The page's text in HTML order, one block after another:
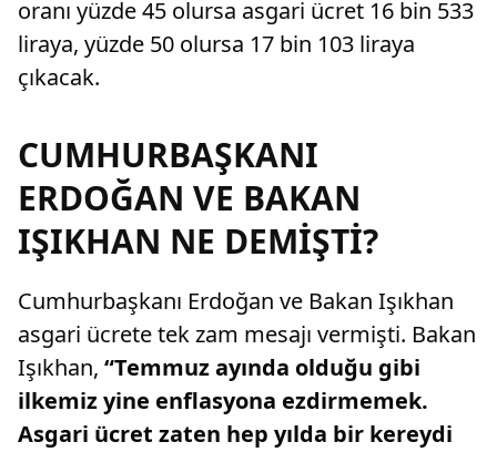
oranı yüzde 45 olursa asgari ücret 16 bin 533
liraya, yüzde 50 olursa 17 bin 103 liraya
çıkacak.
CUMHURBAŞKANI
ERDOĞAN VE BAKAN
IŞIKHAN NE DEMİŞTİ?
Cumhurbaşkanı Erdoğan ve Bakan Işıkhan
asgari ücrete tek zam mesajı vermişti. Bakan
Işıkhan, “Temmuz ayında olduğu gibi
ilkemiz yine enflasyona ezdirmemek.
Asgari ücret zaten hep yılda bir kereydi